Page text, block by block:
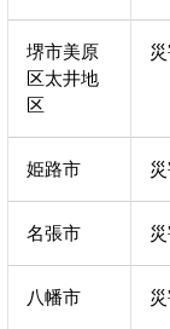
堺市美原
区太井地
区
姫路市
名張市
八幡市